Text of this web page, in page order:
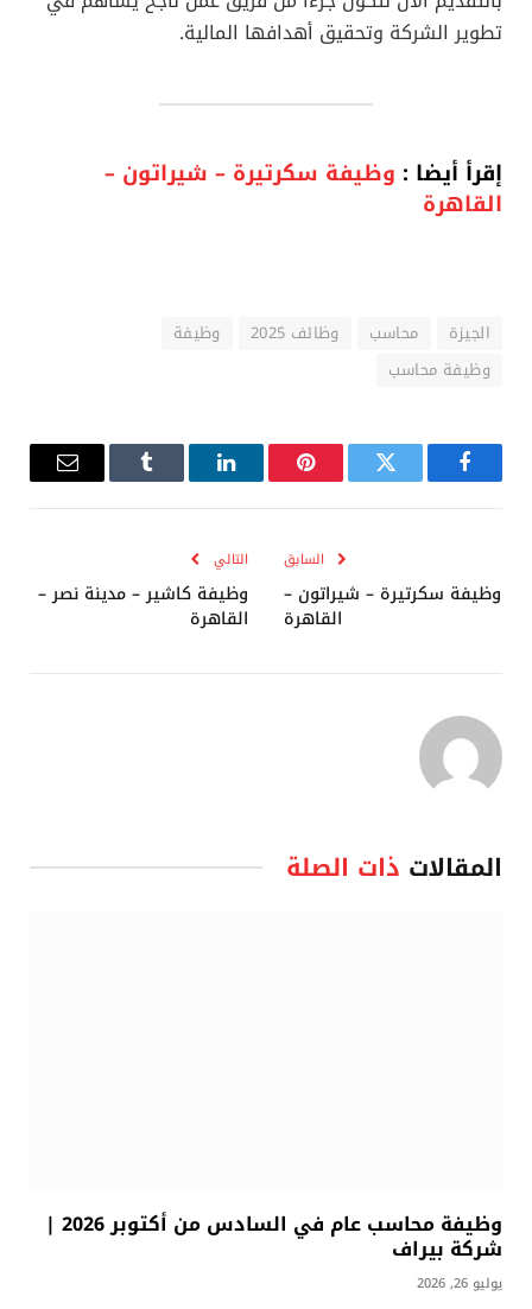
تطوير الشركة وتحقيق أهدافها المالية.
إقرأ أيضا : وظيفة سكرتيرة – شيراتون –
القاهرة
الجيزة محاسب وظائف 2025
وظيفة
وظيفة محاسب
فيسبوك تويتر بينتيريستلينكدإن Tumblr
البريد
السابق
وظيفة سكرتيرة – شيراتون –
القاهرة
التالي
وظيفة كاشير – مدينة نصر –
القاهرة
المقالات ذات الصلة
وظيفة محاسب عام في السادس من أكتوبر 2026 |
شركة بيراف
يوليو 26, 2026